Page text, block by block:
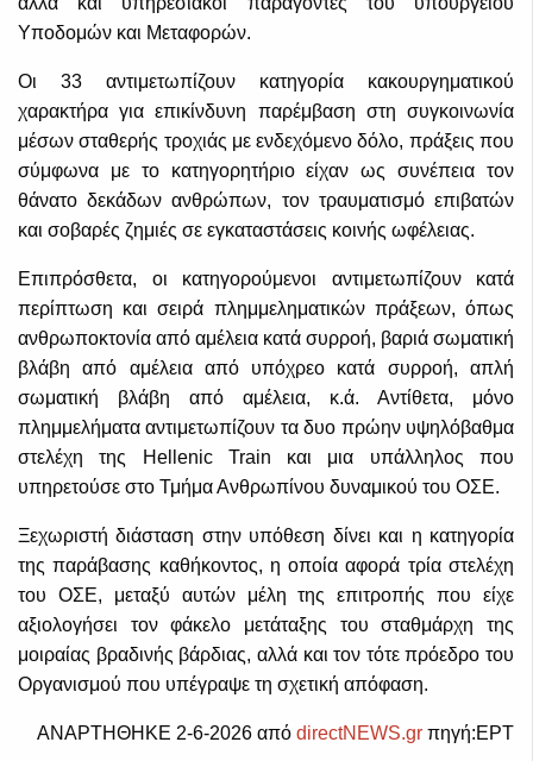
Υποδομών και Μεταφορών.
Οι 33 αντιμετωπίζουν κατηγορία κακουργηματικού
χαρακτήρα για επικίνδυνη παρέμβαση στη συγκοινωνία
μέσων σταθερής τροχιάς με ενδεχόμενο δόλο, πράξεις που
σύμφωνα με το κατηγορητήριο είχαν ως συνέπεια τον
θάνατο δεκάδων ανθρώπων, τον τραυματισμό επιβατών
και σοβαρές ζημιές σε εγκαταστάσεις κοινής ωφέλειας.
Επιπρόσθετα, οι κατηγορούμενοι αντιμετωπίζουν κατά
περίπτωση και σειρά πλημμεληματικών πράξεων, όπως
ανθρωποκτονία από αμέλεια κατά συρροή, βαριά σωματική
βλάβη από αμέλεια από υπόχρεο κατά συρροή, απλή
σωματική βλάβη από αμέλεια, κ.ά. Αντίθετα, μόνο
πλημμελήματα αντιμετωπίζουν τα δυο πρώην υψηλόβαθμα
στελέχη της Hellenic Train και μια υπάλληλος που
υπηρετούσε στο Τμήμα Ανθρωπίνου δυναμικού του ΟΣΕ.
Ξεχωριστή διάσταση στην υπόθεση δίνει και η κατηγορία
της παράβασης καθήκοντος, η οποία αφορά τρία στελέχη
του ΟΣΕ, μεταξύ αυτών μέλη της επιτροπής που είχε
αξιολογήσει τον φάκελο μετάταξης του σταθμάρχη της
μοιραίας βραδινής βάρδιας, αλλά και τον τότε πρόεδρο του
Οργανισμού που υπέγραψε τη σχετική απόφαση.
ΑΝΑΡΤΗΘΗΚΕ 2-6-2026 από directNEWS.gr πηγή:ΕΡΤ